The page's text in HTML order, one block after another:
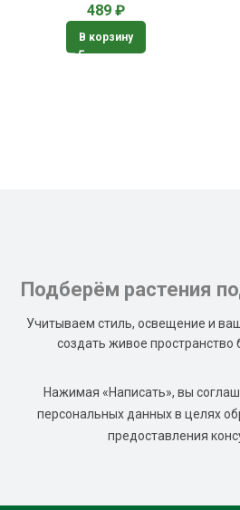
489 ₽
В корзину
Подберём растения
Учитываем стиль, освещение и
создать живое пространство
Нажимая «Написать», вы
персональных данных в целях
предоставления